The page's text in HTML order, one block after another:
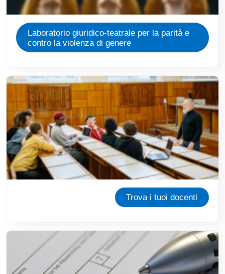
Laboratorio giuridico-teatrale per la parità e
contro la violenza di genere
Immagine
Trova i tuoi docenti
Immagine